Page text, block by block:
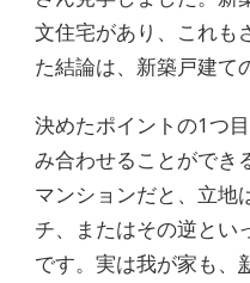
文住宅があり、これも
た結論は、新築戸建て
決めたポイントの1つ
み合わせることができ
マンションだと、立地
チ、またはその逆とい
です。実は我が家も、